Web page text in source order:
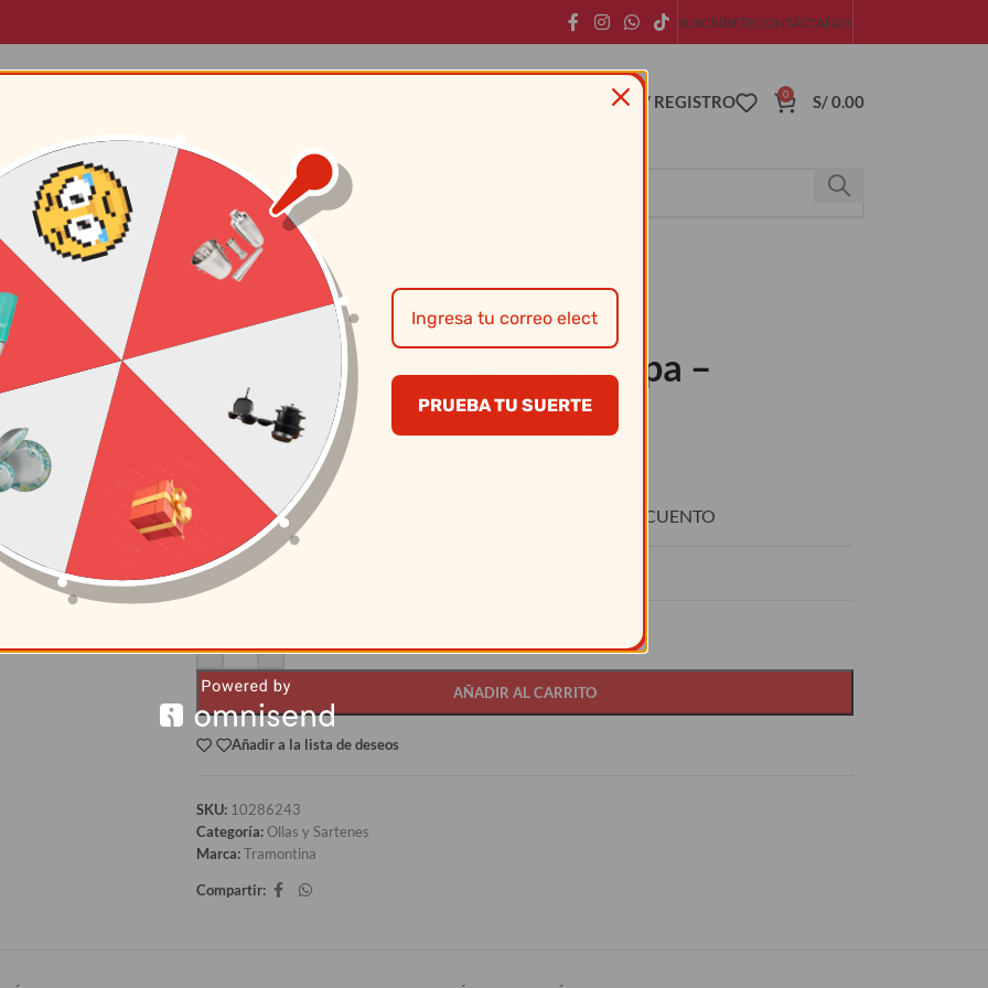
SUSCRÍBETECONTÁCTANOS
ACCESO / REGISTRO 0 S/0.00
Jgo Cozi-Pasta A/Inox S/Tapa –
Tramontina
946.00
CANTIDAD DESCUENTO
12+
AÑADIR AL CARRITO
Añadir a la lista de deseos
SKU: 10286243
Categoría:Ollas y Sartenes
Marca:Tramontina
Compartir:
PRUEBA TU SUERTE